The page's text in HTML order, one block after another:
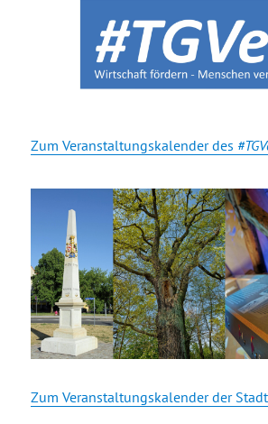
Zum Veranstaltungskalender des
Zum Veranstaltungskalender der